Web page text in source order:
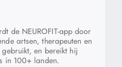
de NEUROFIT-app door
artsen, therapeuten en
en bereikt hij
in 100+ landen.